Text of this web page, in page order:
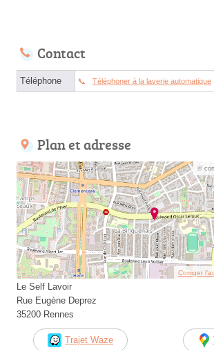
Contact
Téléphone Téléphoner à la laverie automatique
Plan et adresse
©
Corriger
Le Self Lavoir
Rue Eugène Deprez
35200 Rennes
Trajet Waze